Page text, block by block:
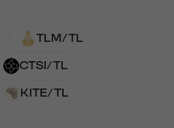
TLM/TL
CTSI/TL
KITE/TL